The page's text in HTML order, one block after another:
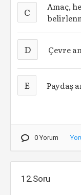
C
Amaç,
D Çevre
E Paydaş
0 Yorum
12.Soru